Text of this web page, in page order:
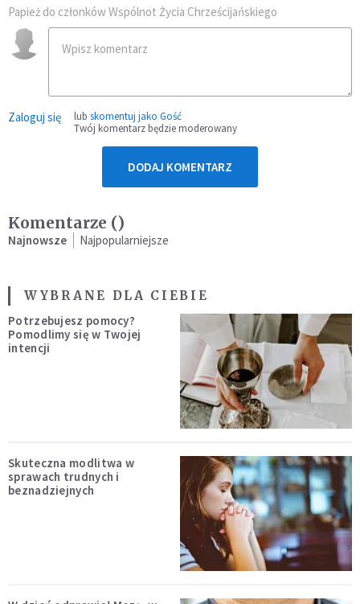
Papież do członków Wspólnot Życia Chrześcijańskiego
Zaloguj się lub skomentuj jako Gość
Twój komentarz będzie moderowany
DODAJ KOMENTARZ
Komentarze ()
Najnowsze Najpopularniejsze
WYBRANE DLA CIEBIE
Potrzebujesz pomocy?
Pomodlimy się w Twojej
intencji
Skuteczna modlitwa w
sprawach trudnych i
beznadziejnych